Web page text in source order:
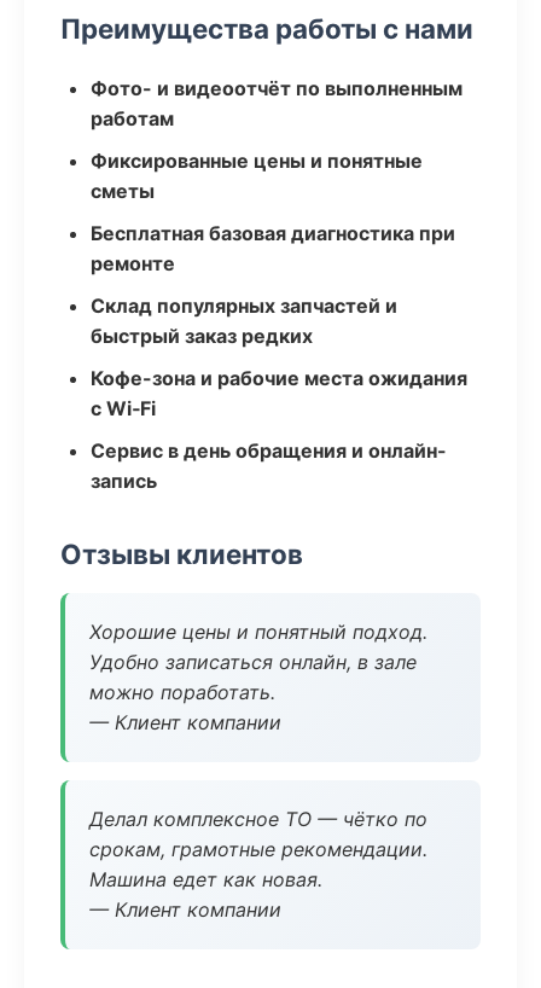
Преимущества работы с нами
Фото- и видеоотчёт по выполненным
работам
Фиксированные цены и понятные
сметы
Бесплатная базовая диагностика при
ремонте
Склад популярных запчастей и
быстрый заказ редких
Кофе-зона и рабочие места ожидания
с Wi‑Fi
Сервис в день обращения и онлайн-
запись
Отзывы клиентов
Хорошие цены и понятный подход.
Удобно записаться онлайн, в зале
можно поработать.
— Клиент компании
Делал комплексное ТО — чётко по
срокам, грамотные рекомендации.
Машина едет как новая.
— Клиент компании